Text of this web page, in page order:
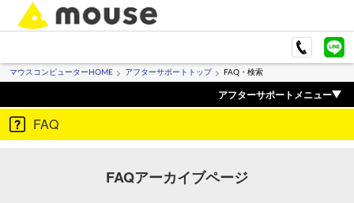
マウスコンピューターHOME アフターサポートトップ FAQ・検索
アフターサポートメニュー
FAQ
FAQアーカイブページ